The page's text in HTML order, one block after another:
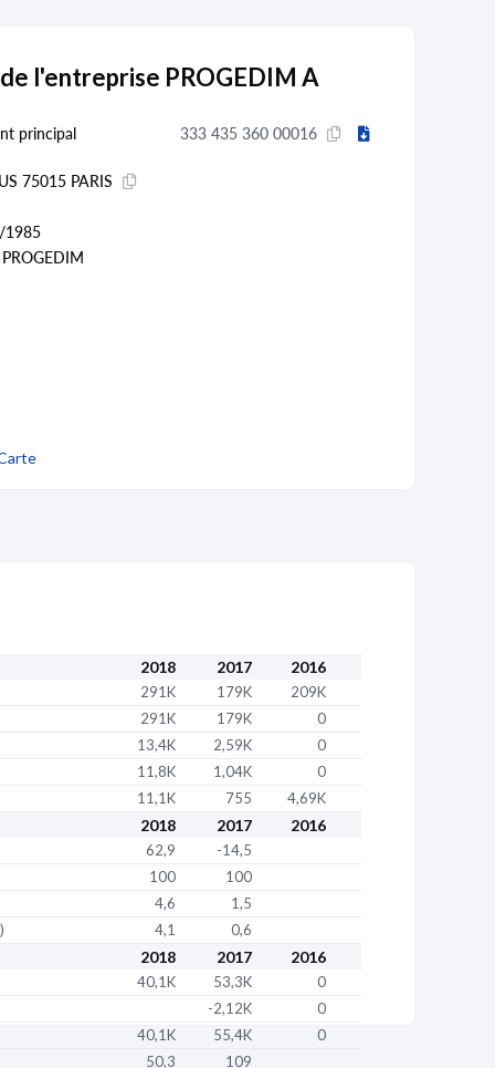
l'entreprise PROGEDIM A
principal
333 435 360 00016
75015 PARIS
2018 2017 2016
291K 179K
209K
291K 179K
0
13,4K 2,59K
0
11,8K 1,04K
0
11,1K 755 4,69K
2018 2017 2016
62,9
-14,5
100
100
4,6
1,5
4,1 0,6
2018 2017 2016
40,1K 53,3K
0
-2,12K
0
40,1K 55,4K
0
50,3
109